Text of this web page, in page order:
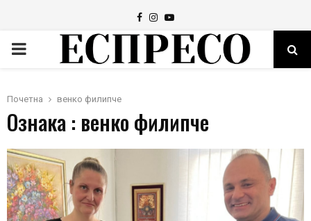
Facebook
Instagram
Youtube
PRIMARY
Почетна венко филипче
Ознака : венко филипче